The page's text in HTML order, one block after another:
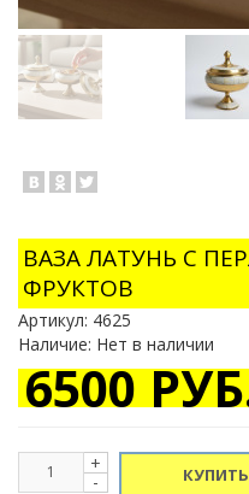
ВАЗА ЛАТУНЬ С
ФРУКТОВ
Артикул: 4625
Наличие: Нет в наличии
6500
+
- КУПИТЬ